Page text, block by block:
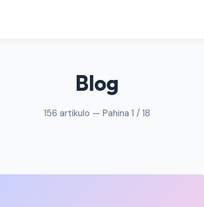
Blog
156 artikulo — Pahina 1 / 18